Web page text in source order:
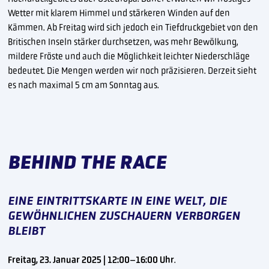
Wetter mit klarem Himmel und stärkeren Winden auf den
Kämmen. Ab Freitag wird sich jedoch ein Tiefdruckgebiet von den
Britischen Inseln stärker durchsetzen, was mehr Bewölkung,
mildere Fröste und auch die Möglichkeit leichter Niederschläge
bedeutet. Die Mengen werden wir noch präzisieren. Derzeit sieht
es nach maximal 5 cm am Sonntag aus.
BEHIND THE RACE
EINE EINTRITTSKARTE IN EINE WELT, DIE
GEWÖHNLICHEN ZUSCHAUERN VERBORGEN
BLEIBT
Freitag, 23. Januar 2025 | 12:00–16:00 Uhr.